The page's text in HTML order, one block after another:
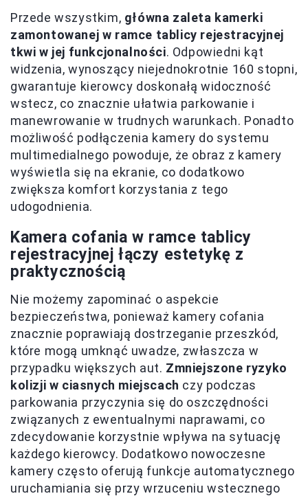
Przede wszystkim, główna zaleta kamerki
zamontowanej w ramce tablicy rejestracyjnej
tkwi w jej funkcjonalności. Odpowiedni kąt
widzenia, wynoszący niejednokrotnie 160 stopni,
gwarantuje kierowcy doskonałą widoczność
wstecz, co znacznie ułatwia parkowanie i
manewrowanie w trudnych warunkach. Ponadto
możliwość podłączenia kamery do systemu
multimedialnego powoduje, że obraz z kamery
wyświetla się na ekranie, co dodatkowo
zwiększa komfort korzystania z tego
udogodnienia.
Kamera cofania w ramce tablicy
rejestracyjnej łączy estetykę z
praktycznością
Nie możemy zapominać o aspekcie
bezpieczeństwa, ponieważ kamery cofania
znacznie poprawiają dostrzeganie przeszkód,
które mogą umknąć uwadze, zwłaszcza w
przypadku większych aut. Zmniejszone ryzyko
kolizji w ciasnych miejscach czy podczas
parkowania przyczynia się do oszczędności
związanych z ewentualnymi naprawami, co
zdecydowanie korzystnie wpływa na sytuację
każdego kierowcy. Dodatkowo nowoczesne
kamery często oferują funkcje automatycznego
uruchamiania się przy wrzuceniu wstecznego